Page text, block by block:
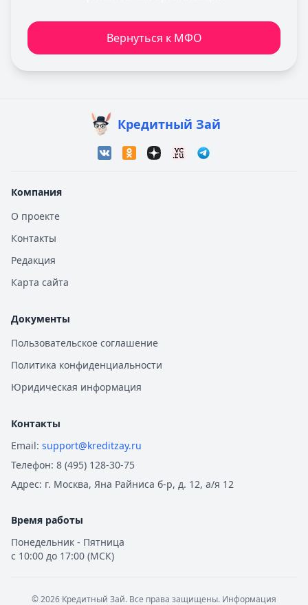
Вернуться к МФО
Кредитный Зай
Компания
О проекте
Контакты
Редакция
Карта сайта
Документы
Пользовательское соглашение
Политика конфиденциальности
Юридическая информация
Контакты
Email: support@kreditzay.ru
Телефон: 8 (495) 128-30-75
Адрес: г. Москва, Яна Райниса б-р, д. 12, а/я 12
Время работы
Понедельник - Пятница
с 10:00 до 17:00 (МСК)
©2026 Кредитный Зай. Все права защищены. Информация